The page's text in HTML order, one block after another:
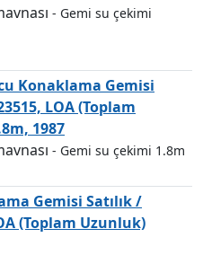
- Gemi su çekimi
Konaklama Gemisi
LOA (Toplam
1987
- Gemi su çekimi 1.8m
Gemisi Satılık /
(Toplam Uzunluk)